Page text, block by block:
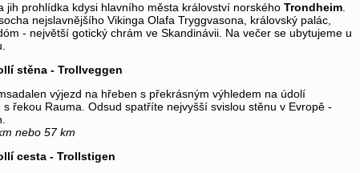
jih prohlídka kdysi hlavního města království norského Trondheim
nejslavnějšího Vikinga Olafa Tryggvasona, královský palác,
- největší gotický chrám ve Skandinávii. Na večer se ubytujeme u
stěna - Trollveggen
výjezd na hřeben s překrásným výhledem na údolí
s řekou Rauma. Odsud spatříte nejvyšší svislou stěnu v Evropě -
nebo 57 km
cesta - Trollstigen